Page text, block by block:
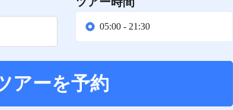
05:00 - 21:30
アーを予約